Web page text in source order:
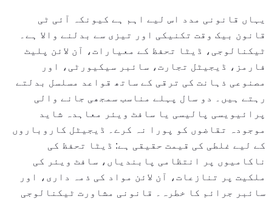
یہاں قانونی مدد اس لیے اہم ہے کیونکہ آئی ٹی
قانون بیک وقت تکنیکی اور تیزی سے بدلنے والا ہے۔
ٹیکنالوجی، ڈیٹا تحفظ کے معیارات، آن لائن پلیٹ
فارمز، ڈیجیٹل تجارت، سائبر سیکیورٹی، اور
مصنوعی ذہانت کی ترقی کے ساتھ قواعد مسلسل بدلتے
رہتے ہیں۔ دو سال پہلے مناسب سمجھی جانے والی
پرائیویسی پالیسی یا سافٹ ویئر معاہدہ شاید
موجودہ تقاضوں کو پورا نہ کرے۔ ڈیجیٹل کاروباروں
کے لیے غلطی کی قیمت حقیقی ہے: ڈیٹا تحفظ کی
ناکامیوں پر انتظامی پابندیاں، سافٹ ویئر کی
ملکیت پر تنازعات، آن لائن مواد کی ذمہ داری، اور
سائبر جرائم کا خطرہ۔ قانونی مشاورت ٹیکنالوجی